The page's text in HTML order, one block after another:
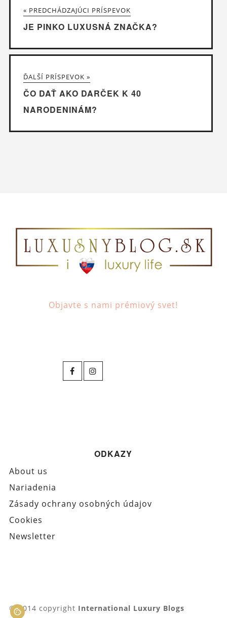
« PREDCHÁDZAJÚCI PRÍSPEVOK
JE PINKO LUXUSNÁ ZNAČKA?
ĎALŠÍ PRÍSPEVOK »
ČO DAŤ AKO DARČEK K 40
NARODENINÁM?
Objavte s nami prémiový svet!
ODKAZY
About us
Nariadenia
Zásady ochrany osobných údajov
Cookies
Newsletter
© 2014 copyright International Luxury Blogs